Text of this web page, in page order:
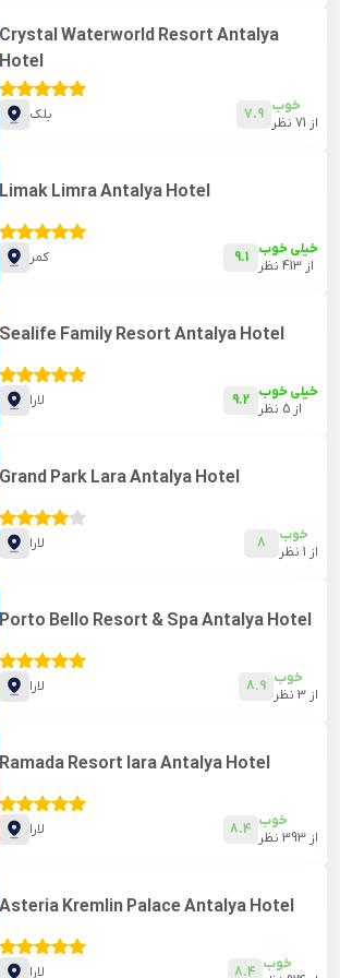
Crystal Waterworld Resort Antalya
Hotel
بلک 7.9 خوب
از 71 نظر
Limak Limra Antalya Hotel
کمر 9.1
خیلی خوب
از 413 نظر
Sealife Family Resort Antalya Hotel
لارا 9.2 خیلی خوب
از 5 نظر
Grand Park Lara Antalya Hotel
لارا 8
خوب
از 1 نظر
Porto Bello Resort & Spa Antalya Hotel
لارا 8.9 خوب
از 3 نظر
Ramada Resort lara Antalya Hotel
لارا 8.4 خوب
از 393 نظر
Asteria Kremlin Palace Antalya Hotel
لارا 8.4 خوب